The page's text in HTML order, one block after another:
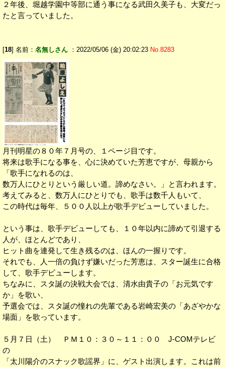
２年後、堀越学園中等部に通う事になる武田久美子も、大変だっ
たと言っていました。
[18] 名前： 名無しさん ：2022/05/06 (金) 20:02:23 No.8283
月刊明星の８０年７月号の、１ページ目です。
将来は歌手になる事を、心に決めていた芳恵ですが、母親から
「歌手になれるのは、
数万人にひとりという厳しい道。諦めなさい。」と言われます。
考えてみると、数万人にひとりでも、歌手は数千人もいて、
この時代は毎年、５００人以上が歌手デビューしていました。
という事は、歌手デビューしても、１０年以内に諦めて引退する
人が、ほとんどであり、
ヒット曲を連発して生き残るのは、ほんの一握りです。
それでも、人一倍の負けず嫌いだった芳恵は、スター誕生に合格
して、歌手デビューします。
ちなみに、スタ誕の決戦大会では、清水由貴子の「お元気です
か」を歌い、
予選会では、スタ誕の憧れの先輩である岩崎宏美の「あざやかな
場面」を歌っています。
５月７日（土） ＰＭ１０：３０～１１：００ J-COMテレビ
の
「太川陽介のスナック歌謡界」に、ゲスト出演します。これは前